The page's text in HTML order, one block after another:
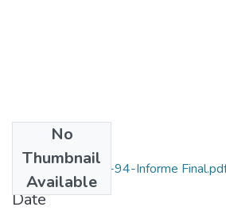
No
Thumbnail
Available
1115-11-064-94-Informe
Date